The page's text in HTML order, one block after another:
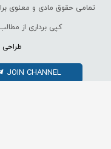
تمامی حقوق مادی و معنوی
کپی برداری از
طراحی
JOIN CHANNEL